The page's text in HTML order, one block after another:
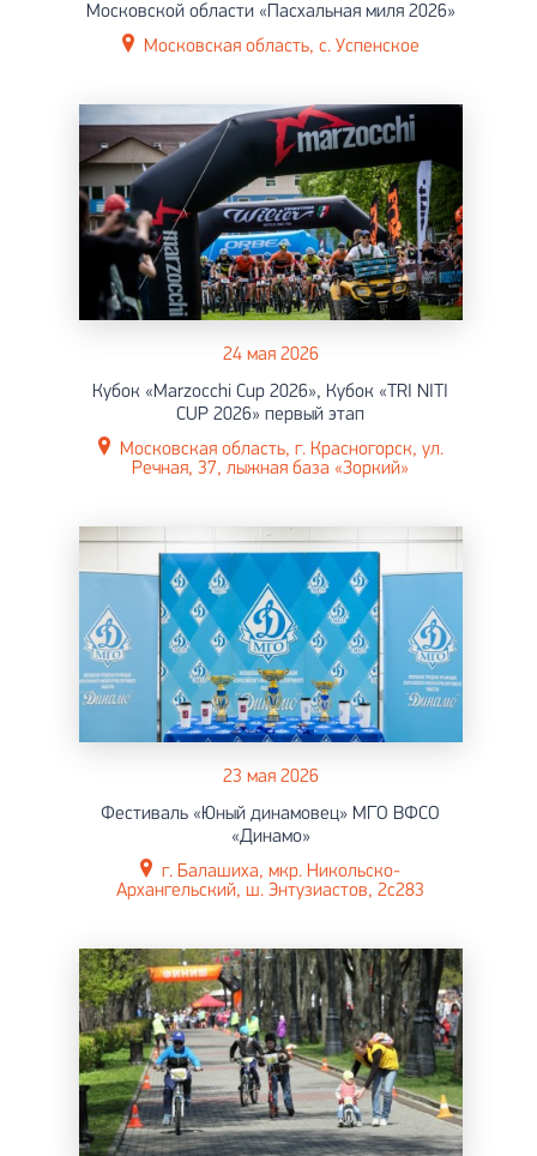
Московской области «Пасхальная миля 2026»
Московская область, с. Успенское
24 мая 2026
Кубок «Marzocchi Cup 2026», Кубок «TRI NITI
CUP 2026» первый этап
Московская область, г. Красногорск, ул.
Речная, 37, лыжная база «Зоркий»
23 мая 2026
Фестиваль «Юный динамовец» МГО ВФСО
«Динамо»
г. Балашиха, мкр. Никольско-
Архангельский, ш. Энтузиастов, 2с283